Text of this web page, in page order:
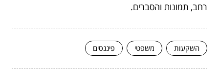
רחב, תמונות והסברים.
השקעות משפטי פיננסים